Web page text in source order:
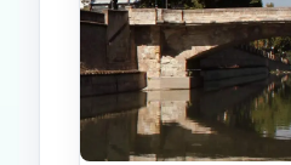
Inicio